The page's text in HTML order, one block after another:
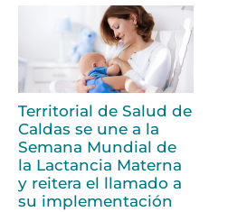
Territorial de Salud de
Caldas se une a la
Semana Mundial de
la Lactancia Materna
y reitera el llamado a
su implementación